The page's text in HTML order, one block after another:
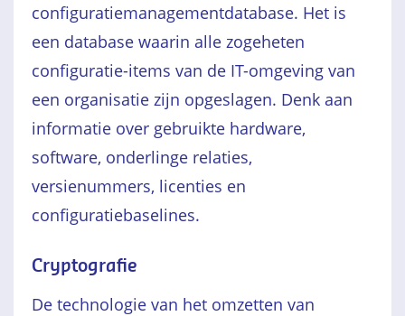
configuratiemanagementdatabase. Het is
een database waarin alle zogeheten
configuratie-items van de IT-omgeving van
een organisatie zijn opgeslagen. Denk aan
informatie over gebruikte hardware,
software, onderlinge relaties,
versienummers, licenties en
configuratiebaselines.
Cryptografie
De technologie van het omzetten van